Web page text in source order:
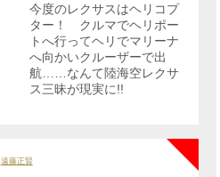
今度のレクサスはヘリコプ
ター！ クルマでヘリポー
トへ行ってヘリでマリーナ
へ向かいクルーザーで出
航……なんて陸海空レクサ
ス三昧が現実に!!
遠藤正賢